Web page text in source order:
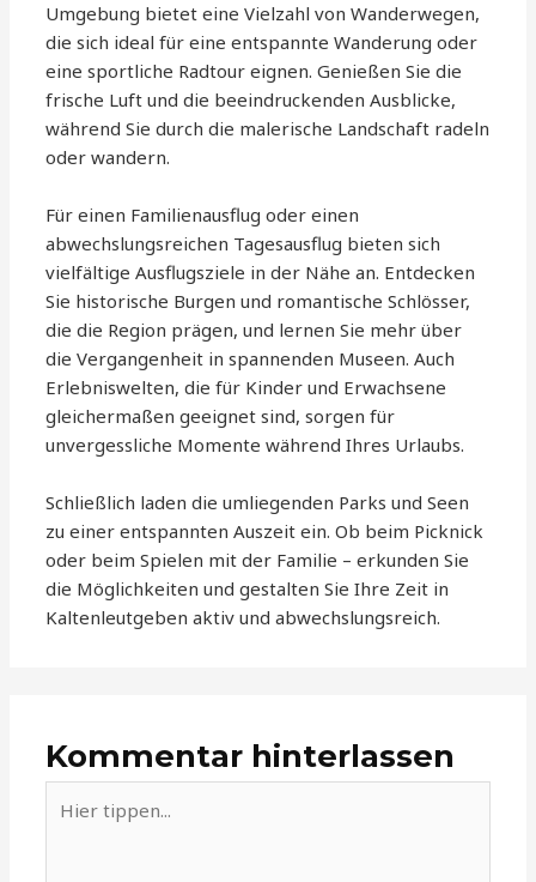
Umgebung bietet eine Vielzahl von Wanderwegen,
die sich ideal für eine entspannte Wanderung oder
eine sportliche Radtour eignen. Genießen Sie die
frische Luft und die beeindruckenden Ausblicke,
während Sie durch die malerische Landschaft radeln
oder wandern.
Für einen Familienausflug oder einen
abwechslungsreichen Tagesausflug bieten sich
vielfältige Ausflugsziele in der Nähe an. Entdecken
Sie historische Burgen und romantische Schlösser,
die die Region prägen, und lernen Sie mehr über
die Vergangenheit in spannenden Museen. Auch
Erlebniswelten, die für Kinder und Erwachsene
gleichermaßen geeignet sind, sorgen für
unvergessliche Momente während Ihres Urlaubs.
Schließlich laden die umliegenden Parks und Seen
zu einer entspannten Auszeit ein. Ob beim Picknick
oder beim Spielen mit der Familie – erkunden Sie
die Möglichkeiten und gestalten Sie Ihre Zeit in
Kaltenleutgeben aktiv und abwechslungsreich.
Kommentar hinterlassen
tippen...